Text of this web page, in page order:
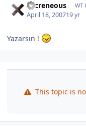
Sacreneous WT
April 18, 200719 yr
Yazarsın !
This topic is